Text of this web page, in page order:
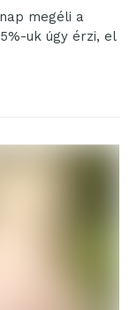
megéli a
uk úgy érzi, el